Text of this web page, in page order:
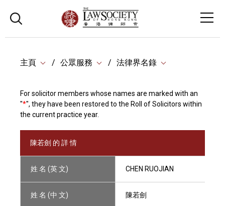
主頁 公眾服務 法律界名錄
For solicitor members whose names are marked with an
"*", they have been restored to the Roll of Solicitors within
the current practice year.
陳若劍 的 詳 情
姓 名 (英 文) CHEN RUOJIAN
姓 名 (中 文) 陳若劍